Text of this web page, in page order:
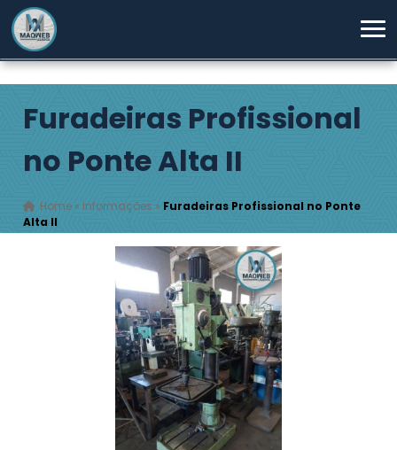
Furadeiras Profissional
no Ponte Alta II
Home » Informações » Furadeiras Profissional no Ponte
Alta II